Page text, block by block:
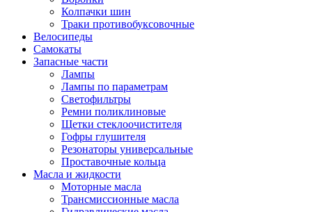
Колпачки шин
Траки противобуксовочные
Велосипеды
Самокаты
Запасные части
Лампы
Лампы по параметрам
Светофильтры
Ремни поликлиновые
Щетки стеклоочистителя
Гофры глушителя
Резонаторы универсальные
Проставочные кольца
Масла и жидкости
Моторные масла
Трансмиссионные масла